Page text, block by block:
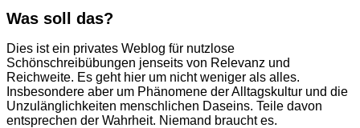
Was soll das?
Dies ist ein privates Weblog für nutzlose
Schönschreibübungen jenseits von Relevanz und
Reichweite. Es geht hier um nicht weniger als alles.
Insbesondere aber um Phänomene der Alltagskultur und die
Unzulänglichkeiten menschlichen Daseins. Teile davon
entsprechen der Wahrheit. Niemand braucht es.